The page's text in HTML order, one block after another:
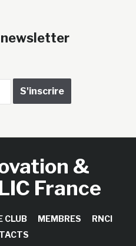
newsletter
&
France
CLUB MEMBRES
RNCI